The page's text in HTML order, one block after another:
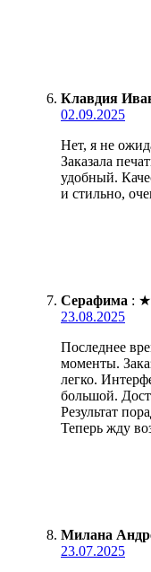
Клавдия
02.09.2025
Нет, я не
Заказала
удобный.
и стильно,
Серафима : ★
23.08.2025
Последнее
моменты.
легко.
большой.
Результат
Теперь жду
Милана
23.07.2025